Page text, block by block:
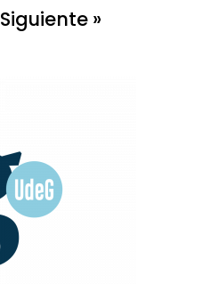
Siguiente »